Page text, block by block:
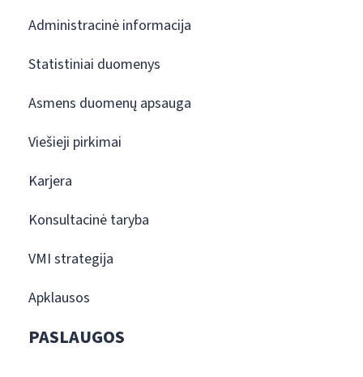
Administracinė informacija
Statistiniai duomenys
Asmens duomenų apsauga
Viešieji pirkimai
Karjera
Konsultacinė taryba
VMI strategija
Apklausos
PASLAUGOS